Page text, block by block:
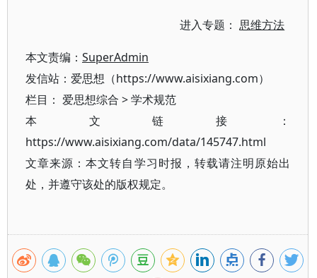
进入专题：思维方法
本文责编： SuperAdmin
发信站：爱思想（https://www.aisixiang.com）
栏目： 爱思想综合 >学术规范
本文链接：
https://www.aisixiang.com/data/145747.html
文章来源：本文转自学习时报，转载请注明原始出
处，并遵守该处的版权规定。